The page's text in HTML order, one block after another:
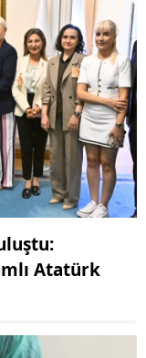
Atatürk